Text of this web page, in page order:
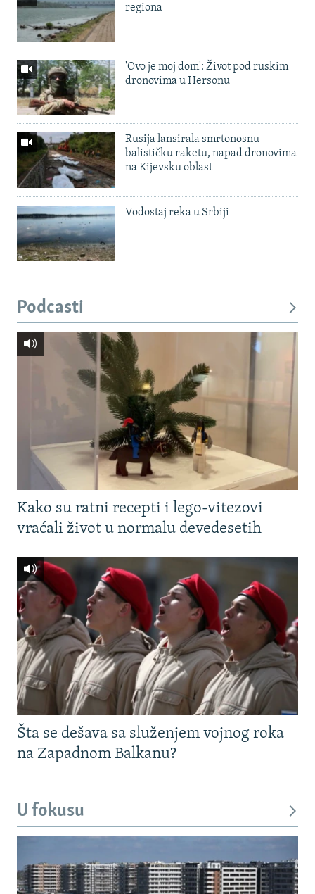
regiona
'Ovo je moj dom': Život pod ruskim
dronovima u Hersonu
Rusija lansirala smrtonosnu
balističku raketu, napad dronovima
na Kijevsku oblast
Vodostaj reka u Srbiji
Podcasti
Kako su ratni recepti i lego-vitezovi
vraćali život u normalu devedesetih
Šta se dešava sa služenjem vojnog roka
na Zapadnom Balkanu?
U fokusu